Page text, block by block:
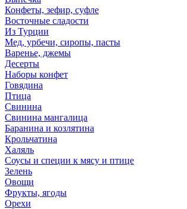
Конфеты, зефир, суфле
Восточные сладости
Из Турции
Мед, урбечи, сиропы, пасты
Варенье, джемы
Десерты
Наборы конфет
Говядина
Птица
Свинина
Свинина мангалица
Баранина и козлятина
Крольчатина
Халяль
Соусы и специи к мясу и птице
Зелень
Овощи
Фрукты, ягоды
Орехи